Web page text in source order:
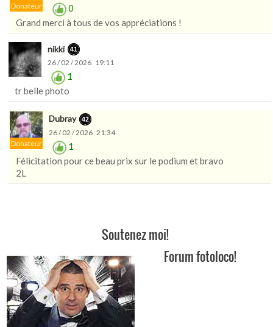
Donateur
0
Grand merci à tous de vos appréciations !
nikki
26 / 02 / 2026 19:11
1
tr belle photo
Donateur
Dubray
26 / 02 / 2026 21:34
1
Félicitation pour ce beau prix sur le podium et bravo
2L
Soutenez moi!
Forum fotoloco!